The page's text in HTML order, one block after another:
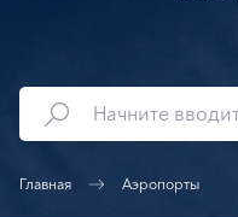
Главная Аэропорты